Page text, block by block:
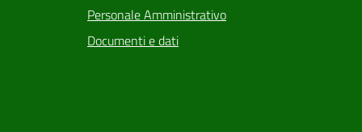
Personale Amministrativo
Documenti e dati